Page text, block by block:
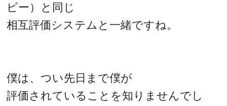
ビー）と同じ
相互評価システムと一緒ですね。
僕は、つい先日まで僕が
評価されていることを知りませんでし